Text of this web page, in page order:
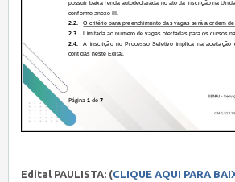
Edital PAULISTA: (CLIQUE AQUI PARA